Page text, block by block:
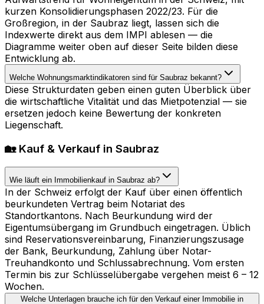
kurzen Konsolidierungsphasen 2022/23. Für die
Großregion, in der Saubraz liegt, lassen sich die
Indexwerte direkt aus dem IMPI ablesen — die
Diagramme weiter oben auf dieser Seite bilden diese
Entwicklung ab.
Welche Wohnungsmarktindikatoren sind für Saubraz bekannt?
Diese Strukturdaten geben einen guten Überblick über
die wirtschaftliche Vitalität und das Mietpotenzial — sie
ersetzen jedoch keine Bewertung der konkreten
Liegenschaft.
🏡 Kauf & Verkauf in Saubraz
Wie läuft ein Immobilienkauf in Saubraz ab?
In der Schweiz erfolgt der Kauf über einen öffentlich
beurkundeten Vertrag beim Notariat des
Standortkantons. Nach Beurkundung wird der
Eigentumsübergang im Grundbuch eingetragen. Üblich
sind Reservationsvereinbarung, Finanzierungszusage
der Bank, Beurkundung, Zahlung über Notar-
Treuhandkonto und Schlussabrechnung. Vom ersten
Termin bis zur Schlüsselübergabe vergehen meist 6 – 12
Wochen.
Welche Unterlagen brauche ich für den Verkauf einer Immobilie in